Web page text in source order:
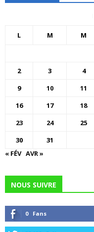
L M M
2
3 4
9
10 11
16
17 18
23
24 25
30
31
« FÉV AVR »
NOUS SUIVRE
0 Fans